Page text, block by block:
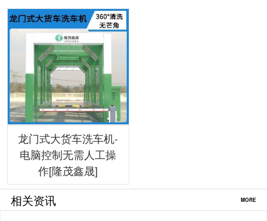
龙门式大货车洗车机-
电脑控制无需人工操
作[隆茂鑫晟]
相关资讯 MORE